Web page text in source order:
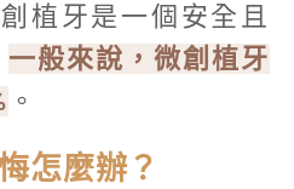
植牙是一個安全且
一般來說，微創植牙
。
怎麼辦？